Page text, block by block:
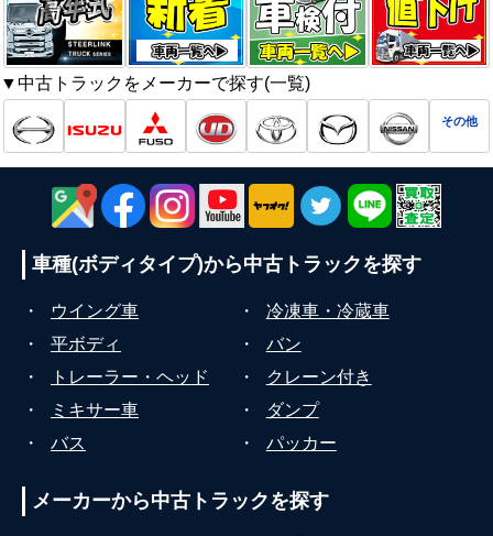
▼中古トラックをメーカーで探す(一覧)
その他
車種(ボディタイプ)から中古トラックを探す
・ ウイング車 ・
冷凍車・冷蔵車
・
平ボディ ・
バン
・
トレーラー・ヘッド ・
クレーン付き
・
ミキサー車 ・
ダンプ
・
バス ・ パッカー
メーカーから中古トラックを探す